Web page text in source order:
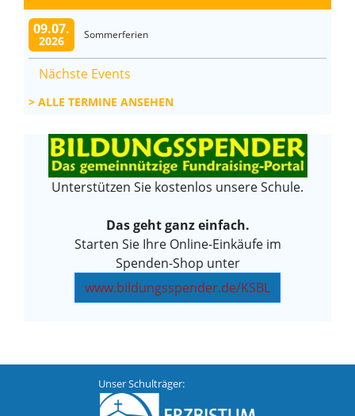
09.07.
2026 Sommerferien
Nächste Events
ALLE TERMINE ANSEHEN
Unterstützen Sie kostenlos unsere Schule.
Das geht ganz einfach.
Starten Sie Ihre Online-Einkäufe im
Spenden-Shop unter
www.bildungsspender.de/KSBL
Unser Schulträger: